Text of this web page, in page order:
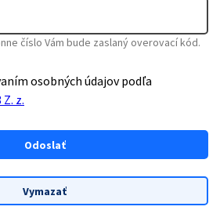
číslo Vám bude zaslaný overovací kód.
osobných údajov podľa
z.